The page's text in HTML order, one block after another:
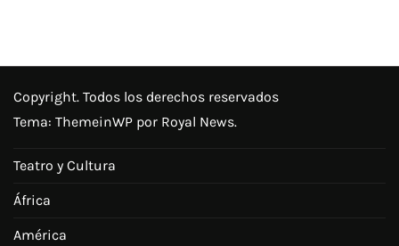
Copyright. Todos los derechos reservados
Tema: ThemeinWP por Royal News.
Teatro y Cultura
África
América